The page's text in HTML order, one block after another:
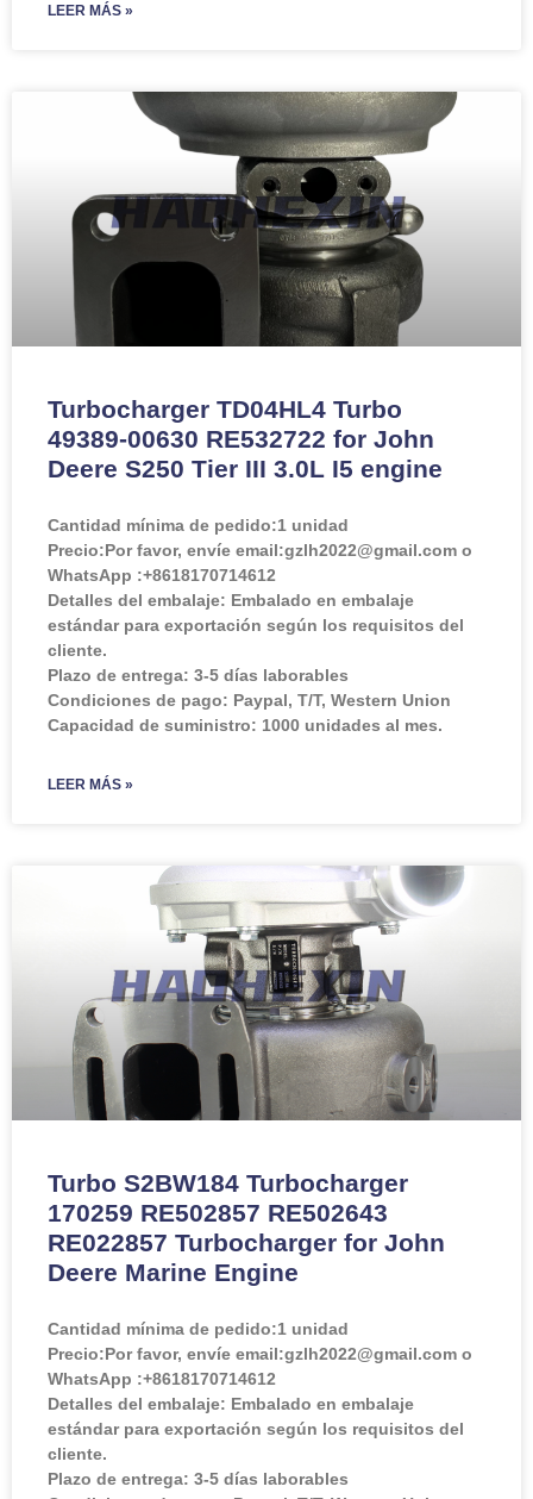
LEER MÁS »
Turbocharger TD04HL4 Turbo
49389-00630 RE532722 for John
Deere S250 Tier III 3.0L I5 engine
Cantidad mínima de pedido:1 unidad
Precio:Por favor, envíe email:gzlh2022@gmail.com o
WhatsApp :+8618170714612
Detalles del embalaje: Embalado en embalaje
estándar para exportación según los requisitos del
cliente.
Plazo de entrega: 3-5 días laborables
Condiciones de pago: Paypal, T/T, Western Union
Capacidad de suministro: 1000 unidades al mes.
LEER MÁS »
Turbo S2BW184 Turbocharger
170259 RE502857 RE502643
RE022857 Turbocharger for John
Deere Marine Engine
Cantidad mínima de pedido:1 unidad
Precio:Por favor, envíe email:gzlh2022@gmail.com o
WhatsApp :+8618170714612
Detalles del embalaje: Embalado en embalaje
estándar para exportación según los requisitos del
cliente.
Plazo de entrega: 3-5 días laborables